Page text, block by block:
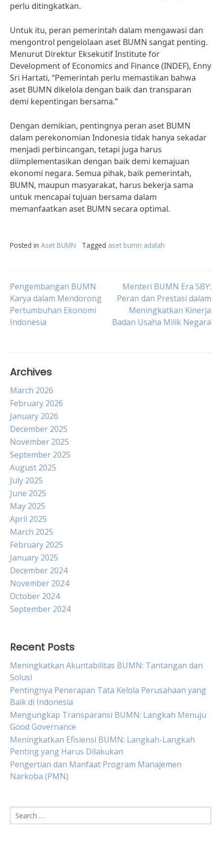
perlu ditingkatkan.
Untuk itu, peran pemerintah dalam mengawasi dan
mengontrol pengelolaan aset BUMN sangat penting.
Menurut Direktur Eksekutif Institute for
Development of Economics and Finance (INDEF), Enny
Sri Hartati, “Pemerintah perlu memastikan bahwa
aset BUMN dikelola dengan baik dan transparan
demi kepentingan bersama.”
Dengan demikian, pentingnya peran aset BUMN
dalam perekonomian Indonesia tidak hanya sekadar
menjadi perbincangan, tetapi juga harus
diimplementasikan dengan baik demi kemajuan
ekonomi negara. Semua pihak, baik pemerintah,
BUMN, maupun masyarakat, harus bekerja sama
untuk mencapai tujuan bersama dalam
memanfaatkan aset BUMN secara optimal.
Posted in Aset BUMN Tagged aset bumn adalah
Post
navigation
Pengembangan BUMN
Karya dalam Mendorong
Pertumbuhan Ekonomi
Indonesia
Menteri BUMN Era SBY:
Peran dan Prestasi dalam
Meningkatkan Kinerja
Badan Usaha Milik Negara
Archives
March 2026
February 2026
January 2026
December 2025
November 2025
September 2025
August 2025
July 2025
June 2025
May 2025
April 2025
March 2025
February 2025
January 2025
December 2024
November 2024
October 2024
September 2024
Recent Posts
Meningkatkan Akuntabilitas BUMN: Tantangan dan
Solusi
Pentingnya Penerapan Tata Kelola Perusahaan yang
Baik di Indonesia
Mengungkap Transparansi BUMN: Langkah Menuju
Good Governance
Meningkatkan Efisiensi BUMN: Langkah-Langkah
Penting yang Harus Dilakukan
Pengertian dan Manfaat Program Manajemen
Narkoba (PMN)
Search
for: